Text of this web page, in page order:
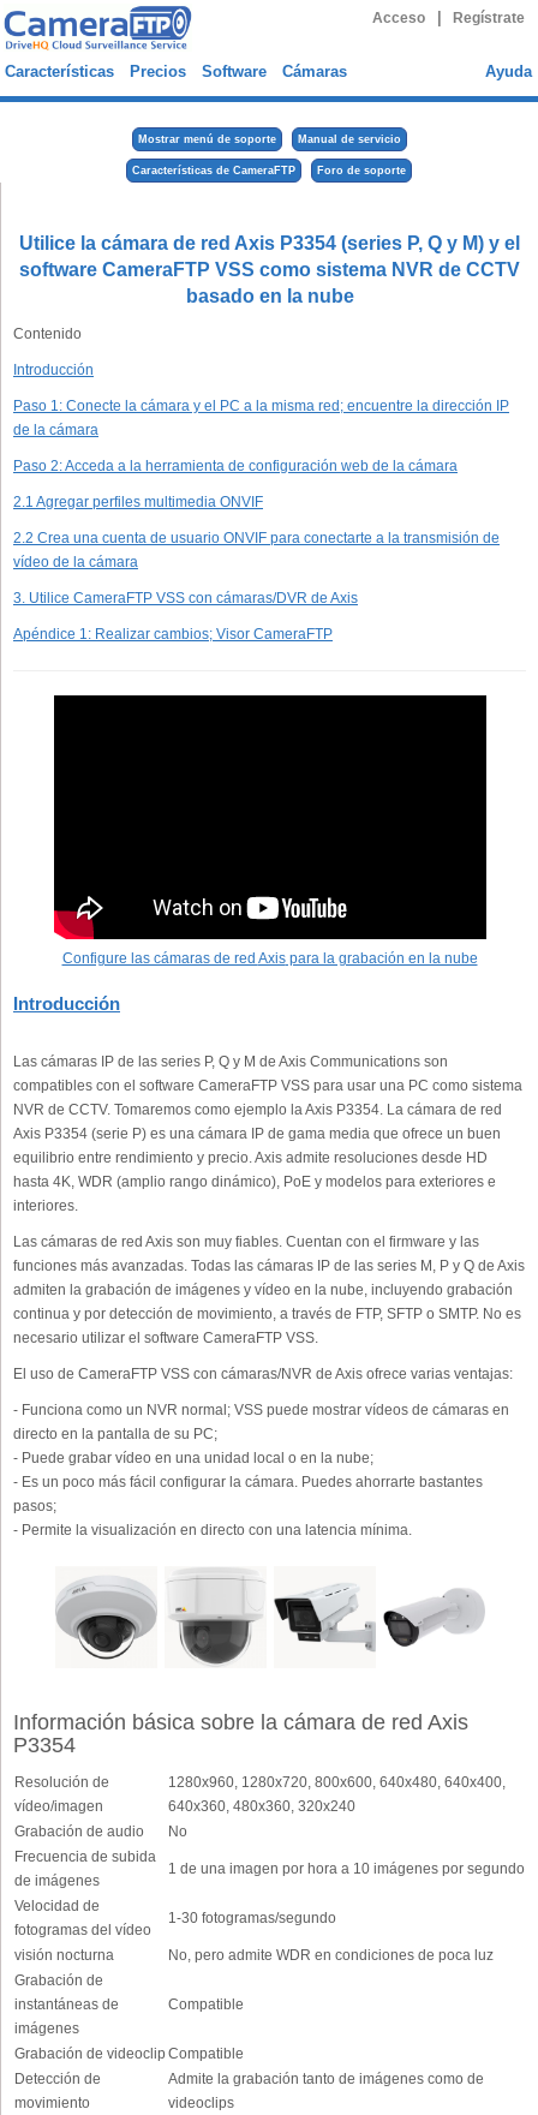
Acceso Regístrate
Características Precios Software Cámaras Ayuda
Mostrar menú de soporte Manual de servicio
Características de CameraFTP Foro de soporte
Utilice la cámara de red Axis P3354 (series P, Q y M) y el
software CameraFTP VSS como sistema NVR de CCTV
basado en la nube
Contenido
Introducción
Paso 1: Conecte la cámara y el PC a la misma red; encuentre la dirección IP
de la cámara
Paso 2: Acceda a la herramienta de configuración web de la cámara
2.1 Agregar perfiles multimedia ONVIF
2.2 Crea una cuenta de usuario ONVIF para conectarte a la transmisión de
vídeo de la cámara
3. Utilice CameraFTP VSS con cámaras/DVR de Axis
Apéndice 1: Realizar cambios; Visor CameraFTP
Configure las cámaras de red Axispara la grabación en la nube
Introducción
Las cámaras IP de las series P, Q y M de Axis Communications son
compatibles con el software CameraFTP VSS para usar una PC como sistema
NVR de CCTV. Tomaremos como ejemplo la Axis P3354. La cámara de red
Axis P3354 (serie P) es una cámara IP de gama media que ofrece un buen
equilibrio entre rendimiento y precio. Axis admite resoluciones desde HD
hasta 4K, WDR (amplio rango dinámico), PoE y modelos para exteriores e
interiores.
Las cámaras de red Axis son muy fiables. Cuentan con el firmware y las
funciones más avanzadas. Todas las cámaras IP de las series M, P y Q de Axis
admiten la grabación de imágenes y vídeo en la nube, incluyendo grabación
continua y por detección de movimiento, a través de FTP, SFTP o SMTP. No es
necesario utilizar el software CameraFTP VSS.
El uso de CameraFTP VSS con cámaras/NVR de Axis ofrece varias ventajas:
- Funciona como un NVR normal; VSS puede mostrar vídeos de cámaras en
directo en la pantalla de su PC;
- Puede grabar vídeo en una unidad local o en la nube;
- Es un poco más fácil configurar la cámara. Puedes ahorrarte bastantes
pasos;
- Permite la visualización en directo con una latencia mínima.
Información básica sobre la cámara de red Axis
P3354
Resolución de
vídeo/imagen
1280x960, 1280x720, 800x600, 640x480, 640x400,
640x360, 480x360, 320x240
Grabación de audio
No
Frecuencia de subida
de imágenes
1 de una imagen por hora a 10 imágenes por segundo
Velocidad de
fotogramas del vídeo
1-30 fotogramas/segundo
visión nocturna
No, pero admite WDR en condiciones de poca luz
Grabación de
instantáneas de
imágenes
Compatible
Grabación de videoclipCompatible
Detección de
movimiento
Admite la grabación tanto de imágenes como de
videoclips